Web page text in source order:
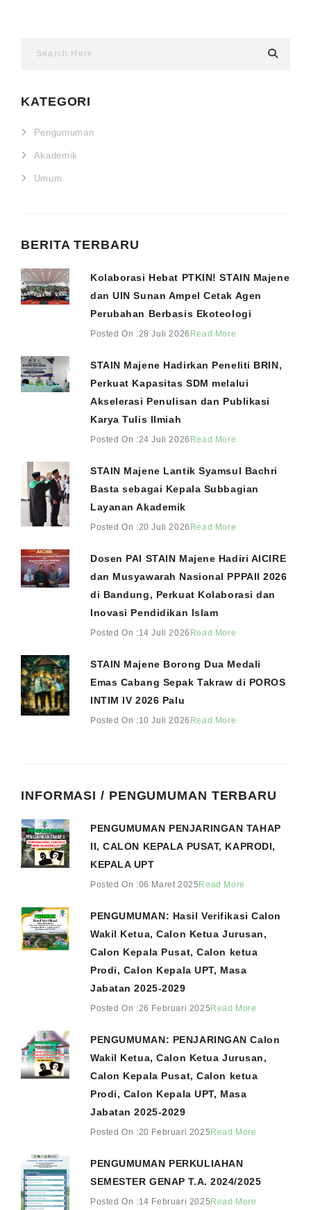
KATEGORI
Pengumuman
Akademik
Umum
BERITA TERBARU
Kolaborasi Hebat PTKIN! STAIN Majene
dan UIN Sunan Ampel Cetak Agen
Perubahan Berbasis Ekoteologi
Posted On :28 Juli 2026 Read More
STAIN Majene Hadirkan Peneliti BRIN,
Perkuat Kapasitas SDM melalui
Akselerasi Penulisan dan Publikasi
Karya Tulis Ilmiah
Posted On :24 Juli 2026 Read More
STAIN Majene Lantik Syamsul Bachri
Basta sebagai Kepala Subbagian
Layanan Akademik
Posted On :20 Juli 2026 Read More
Dosen PAI STAIN Majene Hadiri AICIRE
dan Musyawarah Nasional PPPAII 2026
di Bandung, Perkuat Kolaborasi dan
Inovasi Pendidikan Islam
Posted On :14 Juli 2026 Read More
STAIN Majene Borong Dua Medali
Emas Cabang Sepak Takraw di POROS
INTIM IV 2026 Palu
Posted On :10 Juli 2026 Read More
INFORMASI / PENGUMUMAN TERBARU
PENGUMUMAN PENJARINGAN TAHAP
II, CALON KEPALA PUSAT, KAPRODI,
KEPALA UPT
Posted On :06 Maret 2025Read More
PENGUMUMAN: Hasil Verifikasi Calon
Wakil Ketua, Calon Ketua Jurusan,
Calon Kepala Pusat, Calon ketua
Prodi, Calon Kepala UPT, Masa
Jabatan 2025-2029
Posted On :26 Februari 2025Read More
PENGUMUMAN: PENJARINGAN Calon
Wakil Ketua, Calon Ketua Jurusan,
Calon Kepala Pusat, Calon ketua
Prodi, Calon Kepala UPT, Masa
Jabatan 2025-2029
Posted On :20 Februari 2025Read More
PENGUMUMAN PERKULIAHAN
SEMESTER GENAP T.A. 2024/2025
Posted On :14 Februari 2025Read More